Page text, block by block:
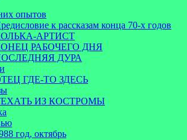
опытов
к рассказам конца 70-х годов
АРТИСТ
РАБОЧЕГО ДНЯ
ДУРА
ГДЕ-ТО ЗДЕСЬ
ИЗ КОСТРОМЫ
год, октябрь